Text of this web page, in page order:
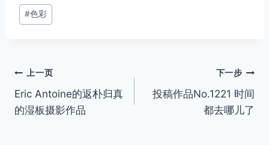
签：
#色彩
文
章
上一页
Eric Antoine的返朴归真
的湿板摄影作品
下一步
投稿作品No.1221 时间
都去哪儿了